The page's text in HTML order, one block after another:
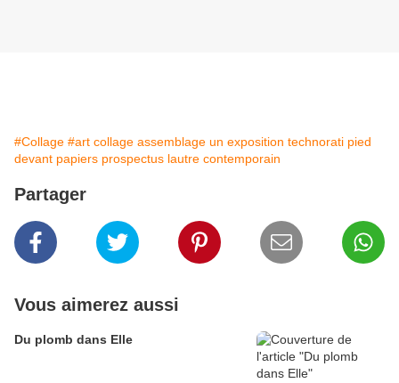
#Collage #art collage assemblage un exposition technorati pied
devant papiers prospectus lautre contemporain
Partager
Vous aimerez aussi
Du plomb dans Elle